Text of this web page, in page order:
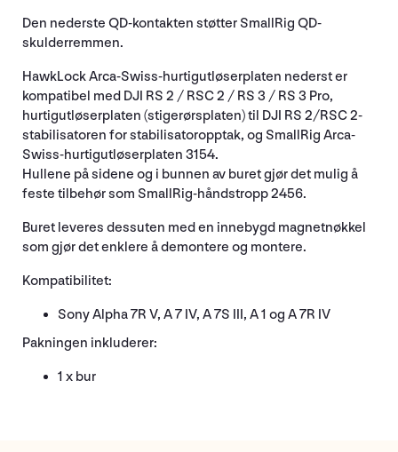
Den nederste QD-kontakten støtter SmallRig QD-
skulderremmen.
HawkLock Arca-Swiss-hurtigutløserplaten nederst er
kompatibel med DJI RS 2 / RSC 2 / RS 3 / RS 3 Pro,
hurtigutløserplaten (stigerørsplaten) til DJI RS 2/RSC 2-
stabilisatoren for stabilisatoropptak, og SmallRig Arca-
Swiss-hurtigutløserplaten 3154.
Hullene på sidene og i bunnen av buret gjør det mulig å
feste tilbehør som SmallRig-håndstropp 2456.
Buret leveres dessuten med en innebygd magnetnøkkel
som gjør det enklere å demontere og montere.
Kompatibilitet:
Sony Alpha 7R V, A 7 IV, A 7S III, A 1 og A 7R IV
Pakningen inkluderer:
1 x bur